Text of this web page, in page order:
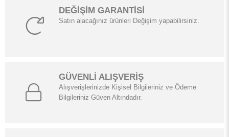
DEĞİŞİM GARANTİSİ
Satın alacağınız ürünleri Değişim yapabilirsiniz.
GÜVENLİ ALIŞVERİŞ
Alışverişlerinizde Kişisel Bilgileriniz ve Ödeme
Bilgileriniz Güven Altındadır.